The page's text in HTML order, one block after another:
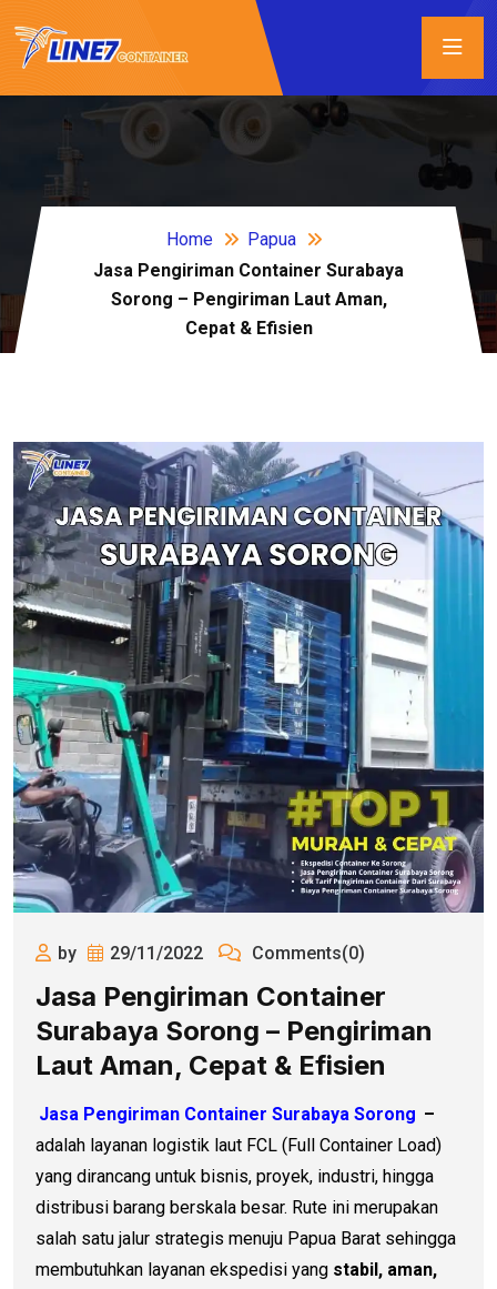
Home
Papua
Jasa Pengiriman Container Surabaya
Sorong – Pengiriman Laut Aman,
Cepat & Efisien
by 29/11/2022 Comments(0)
Jasa Pengiriman Container
Surabaya Sorong – Pengiriman
Laut Aman, Cepat & Efisien
Jasa Pengiriman Container Surabaya Sorong –
adalah layanan logistik laut FCL (Full Container Load)
yang dirancang untuk bisnis, proyek, industri, hingga
distribusi barang berskala besar. Rute ini merupakan
salah satu jalur strategis menuju Papua Barat sehingga
membutuhkan layanan ekspedisi yang stabil, aman,